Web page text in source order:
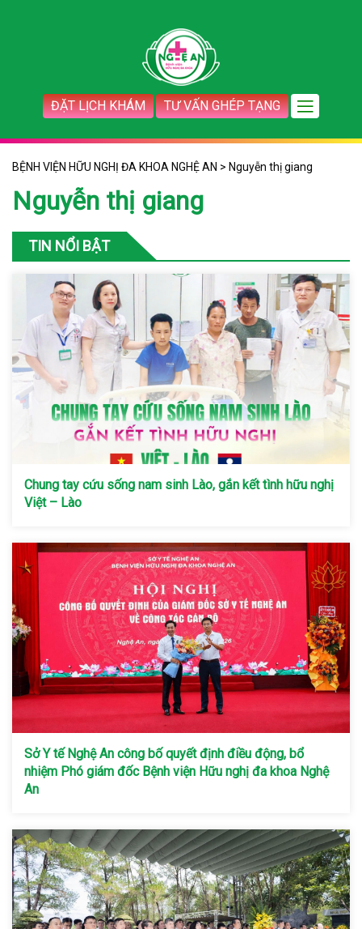
ĐẶT LỊCH KHÁM TƯ VẤN GHÉP TẠNG
BỆNH VIỆN HỮU NGHỊ ĐA KHOA NGHỆ AN > Nguyễn thị giang
Nguyễn thị giang
TIN NỔI BẬT
Chung tay cứu sống nam sinh Lào, gắn kết tình hữu nghị
Việt – Lào
Sở Y tế Nghệ An công bố quyết định điều động, bổ
nhiệm Phó giám đốc Bệnh viện Hữu nghị đa khoa Nghệ
An